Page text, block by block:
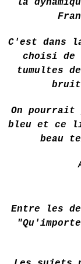
la
C'est dans
choisi de
tumultes
On
bleu et ce
beau
Entre les